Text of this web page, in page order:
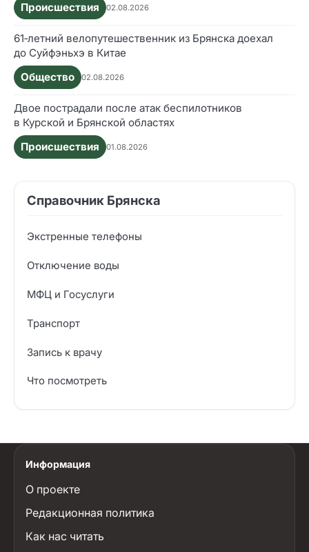
Происшествия
02.08.2026
61‑летний велопутешественник из Брянска доехал
до Суйфэньхэ в Китае
Общество
02.08.2026
Двое пострадали после атак беспилотников
в Курской и Брянской областях
Происшествия
01.08.2026
Справочник Брянска
Экстренные телефоны
Отключение воды
МФЦ и Госуслуги
Транспорт
Запись к врачу
Что посмотреть
Информация
О проекте
Редакционная политика
Как нас читать